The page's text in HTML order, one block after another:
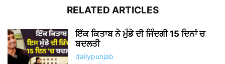
RELATED ARTICLES
ਇੱਕ ਕਿਤਾਬ ਨੇ ਮੁੰਡੇ ਦੀ ਜਿੰਦਗੀ 15 ਦਿਨਾਂ ਚ
ਬਦਲਤੀ
dailypunjab